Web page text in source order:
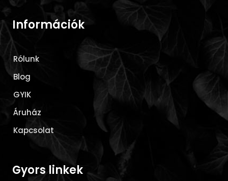
Információk
Rólunk
Blog
GYIK
Áruház
Kapcsolat
Gyors linkek